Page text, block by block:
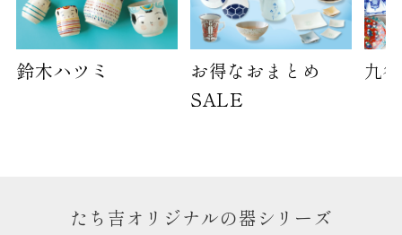
袋のサイズは当店で最適なものをご用意いたしま
ご提供枚数の上限はご注文商品数となります。
天掛け包装、ギフト袋対応の商品にはおつけでき
のしについてはこちらをご覧ください
鈴木ハツミ
お得なおまとめ
SALE
九
たち吉オリジナルの器シリーズ